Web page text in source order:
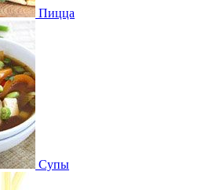
Пицца
Супы